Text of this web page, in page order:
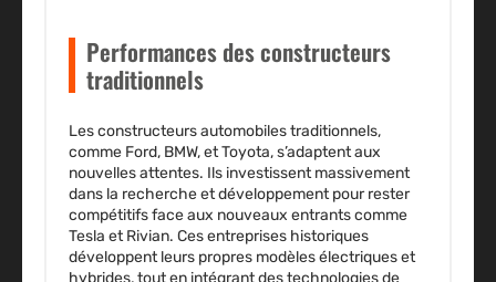
Performances des constructeurs
traditionnels
Les constructeurs automobiles traditionnels,
comme Ford, BMW, et Toyota, s’adaptent aux
nouvelles attentes. Ils investissent massivement
dans la recherche et développementpour rester
compétitifs face aux nouveaux entrants comme
Tesla et Rivian. Ces entreprises historiques
développent leurs propres modèles électriques et